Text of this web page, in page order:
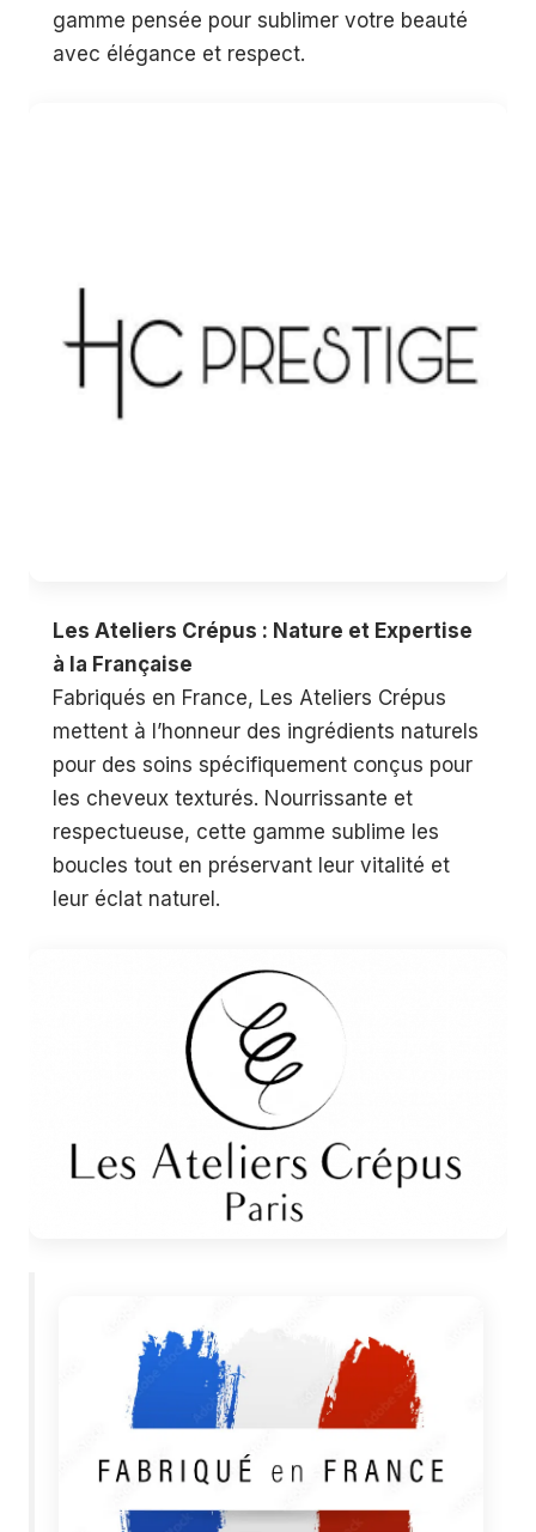
gamme pensée pour sublimer votre beauté
avec élégance et respect.
Les Ateliers Crépus : Nature et Expertise
à la Française
Fabriqués en France, Les Ateliers Crépus
mettent à l’honneur des ingrédients naturels
pour des soins spécifiquement conçus pour
les cheveux texturés. Nourrissante et
respectueuse, cette gamme sublime les
boucles tout en préservant leur vitalité et
leur éclat naturel.